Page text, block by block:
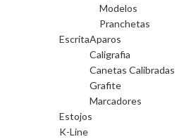
Modelos
Pranchetas
EscritaAparos
Caligrafia
Canetas Calibradas
Grafite
Marcadores
Estojos
K-Line